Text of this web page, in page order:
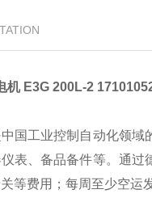
机 E3G 200L-2
国工业控制自动化领
表、备品备件等。通
等费用；每周至少空运